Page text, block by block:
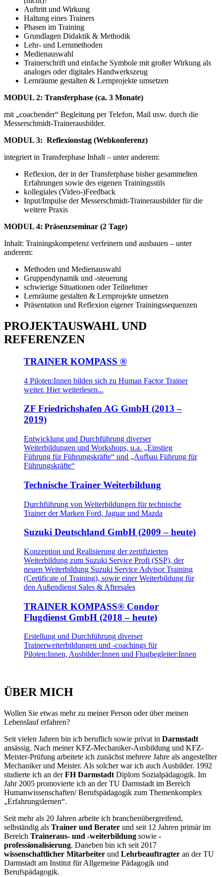
Auftritt und Wirkung
Haltung eines Trainers
Phasen im Training
Grundlagen Didaktik & Methodik
Lehr- und Lernmethoden
Medienauswahl
Trainerschrift und einfache Symbole mit großer Wirkung als
analoges oder digitales Handwerkszeug
Lernräume gestalten & Lernprojekte umsetzen
MODUL 2: Transferphase (ca. 3 Monate)
mit „coachender“ Begleitung per Telefon, Mail usw. durch die
Messerschmidt-Trainerausbilder.
MODUL 3: Reflexionstag (Webkonferenz)
integriert in Transferphase Inhalt – unter anderem:
Reflexion, der in der Transferphase bisher gesammelten
Erfahrungen sowie des eigenen Trainingsstils
kollegiales (Video-)Feedback
Input/Impulse der Messerschmidt-Trainerausbilder für die
weitere Praxis
MODUL 4: Präsenzseminar (2 Tage)
Inhalt: Trainingskompetenz verfeinern und ausbauen – unter
anderem:
Methoden und Medienauswahl
Gruppendynamik und -steuerung
schwierige Situationen oder Teilnehmer
Lernräume gestalten & Lernprojekte umsetzen
Präsentation und Reflexion eigener Trainingssequenzen
PROJEKTAUSWAHL UND
REFERENZEN
TRAINER KOMPASS ®
4 Piloten:Innen bilden sich zu Human Factor Trainer
weiter. Hier weiterlesen...
ZF Friedrichshafen AG GmbH (2013 –
2019)
Entwicklung und Durchführung diverser
Weiterbildungen und Workshops, u.a. „Einstieg
Führung für Führungskräfte“ und „Aufbau Führung für
Führungskräfte“
Technische Trainer Weiterbildung
Durchführung von Weiterbildungen für technische
Trainer der Marken Ford, Jaguar und Mazda
Suzuki Deutschland GmbH (2009 – heute)
Konzeption und Realisierung der zertifizierten
Weiterbildung zum Suzuki Service Profi (SSP), der
neuen Weiterbildung Suzuki Service Advisor Training
(Certificate of Training), sowie einer Weiterbildung für
den Außendienst Sales & Aftersales
TRAINER KOMPASS® Condor
Flugdienst GmbH (2018 – heute)
Erstellung und Durchführung diverser
Trainerweiterbildungen und -coachings für
Piloten:Innen, Ausbilder:Innen und Flugbegleiter:Innen
ÜBER MICH
Wollen Sie etwas mehr zu meiner Person oder über meinen
Lebenslauf erfahren?
Seit vielen Jahren bin ich beruflich sowie privat in Darmstadt
ansässig. Nach meiner KFZ-Mechaniker-Ausbildung und KFZ-
Meister-Prüfung arbeitete ich zunächst mehrere Jahre als angestellter
Mechaniker und Meister. Als solcher war ich auch Ausbilder. 1992
studierte ich an derFH Darmstadt Diplom Sozialpädagogik. Im
Jahr 2005 promovierte ich an der TU Darmstadt im Bereich
Humanwissenschaften/ Berufspädagogik zum Themenkomplex
„Erfahrungslernen“.
Seit mehr als 20 Jahren arbeite ich branchenübergreifend,
selbständig als Trainer und Berater und seit 12 Jahren primär im
Bereich Traineraus- und -weiterbildung sowie -
professionalisierung. Daneben bin ich seit 2017
wissenschaftlicher Mitarbeiter und Lehrbeauftragter an der TU
Darmstadt am Institut für Allgemeine Pädagogik und
Berufspädagogik.